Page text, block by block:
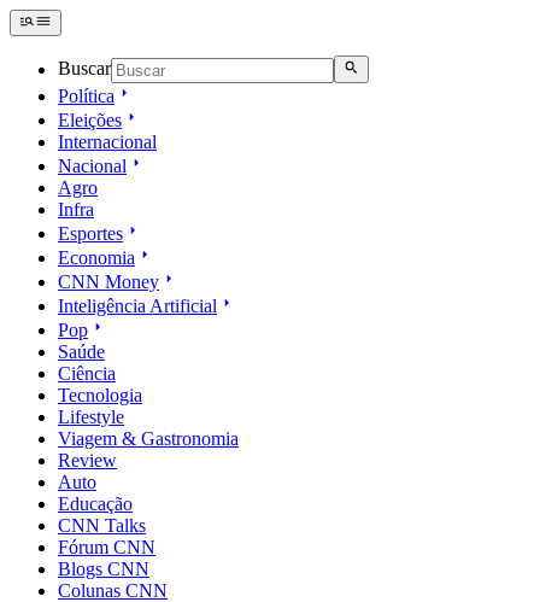
Buscar
Política
Eleições
Internacional
Nacional
Agro
Infra
Esportes
Economia
CNN Money
Inteligência Artificial
Pop
Saúde
Ciência
Tecnologia
Lifestyle
Viagem & Gastronomia
Review
Auto
Educação
CNN Talks
Fórum CNN
Blogs CNN
Colunas CNN